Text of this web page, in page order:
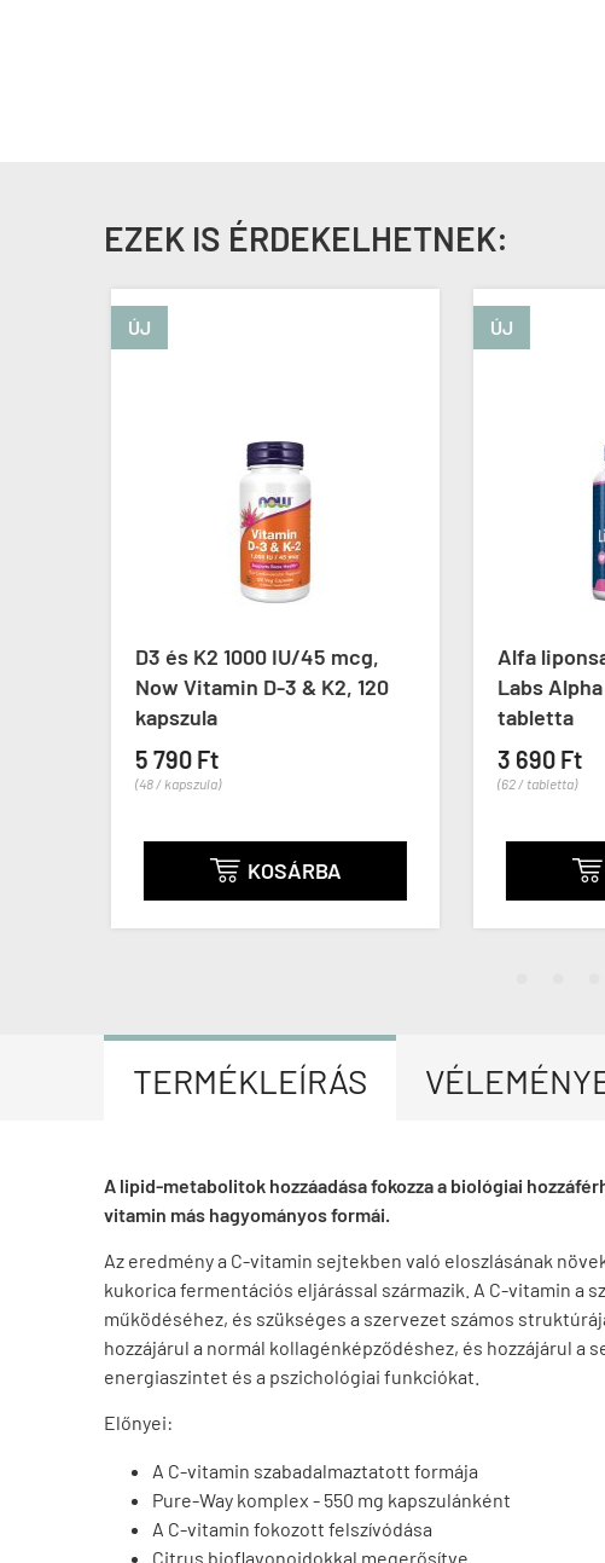
EZEK IS ÉRDEKELHETNEK:
ÚJ
D3 és K2 1000 IU/45 mcg,
Now Vitamin D-3 & K2, 120
kapszula
5 790 Ft
(48 / kapszula)
 KOSÁRBA
ÚJ
Alfa
Labs
tabletta
3 690 Ft
(62 / tabletta)

TERMÉKLEÍRÁS
A lipid-metabolitok hozzáadása fokozza a biológiai
vitamin más hagyományos formái.
Az eredmény a C-vitamin sejtekben való eloszlásának
kukorica fermentációs eljárással származik. A C-vitamin a
működéséhez, és szükséges a szervezet számos
hozzájárul a normál kollagénképződéshez, és hozzájárul
energiaszintet és a pszichológiai funkciókat.
Előnyei:
A C-vitamin szabadalmaztatott formája
Pure-Way komplex - 550 mg kapszulánként
A C-vitamin fokozott felszívódása
Citrus bioflavonoidokkal megerősítve